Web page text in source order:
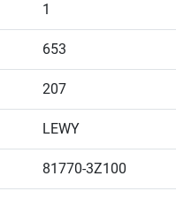
1
653
207
LEWY
81770-3Z100